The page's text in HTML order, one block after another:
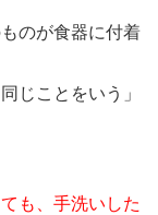
のが食器に付着
じことをいう」
も、手洗いした